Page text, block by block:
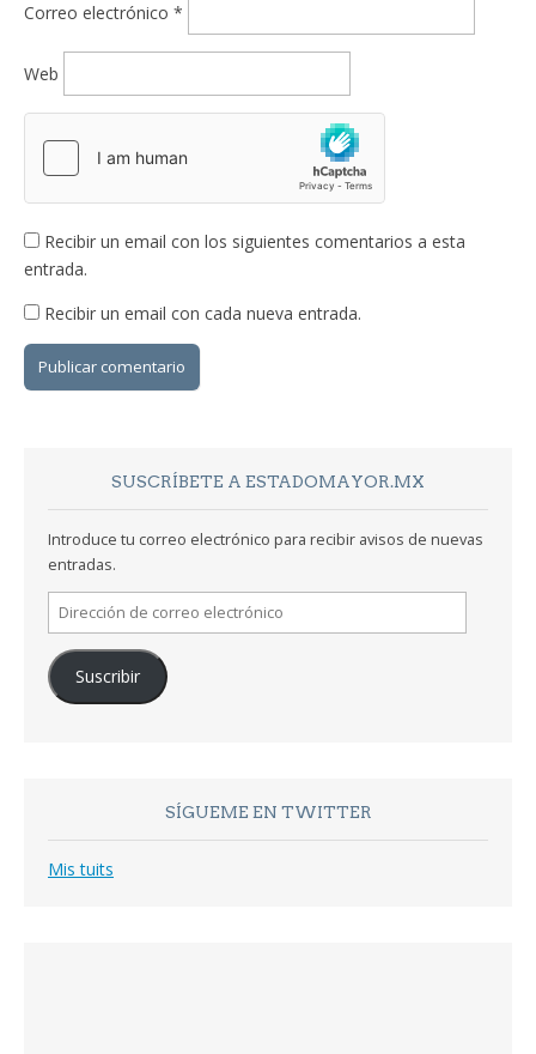
Correo electrónico *
Web
Recibir un email con los siguientes comentarios a esta
entrada.
Recibir un email con cada nueva entrada.
SUSCRÍBETE A ESTADOMAYOR.MX
Introduce tu correo electrónico para recibir avisos de nuevas
entradas.
Dirección
de
correo
electrónico
Suscribir
SÍGUEME EN TWITTER
Mis tuits